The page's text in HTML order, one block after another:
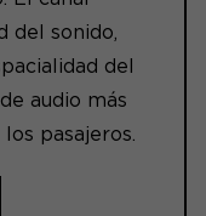
del sonido,
del
audio más
pasajeros.